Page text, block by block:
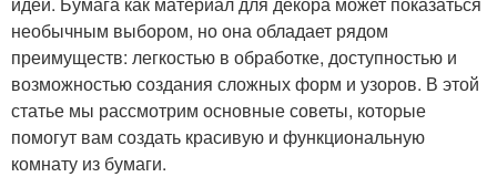
необычным выбором, но она обладает рядом
преимуществ: легкостью в обработке, доступностью и
возможностью создания сложных форм и узоров. В этой
статье мы рассмотрим основные советы, которые
помогут вам создать красивую и функциональную
комнату из бумаги.